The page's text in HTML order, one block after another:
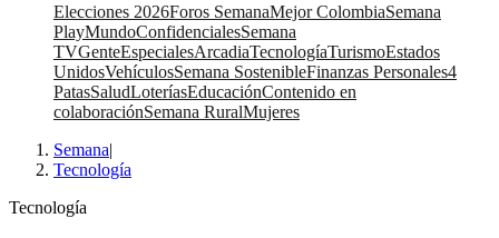
Elecciones 2026Foros SemanaMejor ColombiaSemana
PlayMundoConfidencialesSemana
TVGenteEspecialesArcadiaTecnologíaTurismoEstados
UnidosVehículosSemana SostenibleFinanzas Personales4
PatasSaludLoteríasEducaciónContenido en
colaboraciónSemana RuralMujeres
Semana|
Tecnología
Tecnología